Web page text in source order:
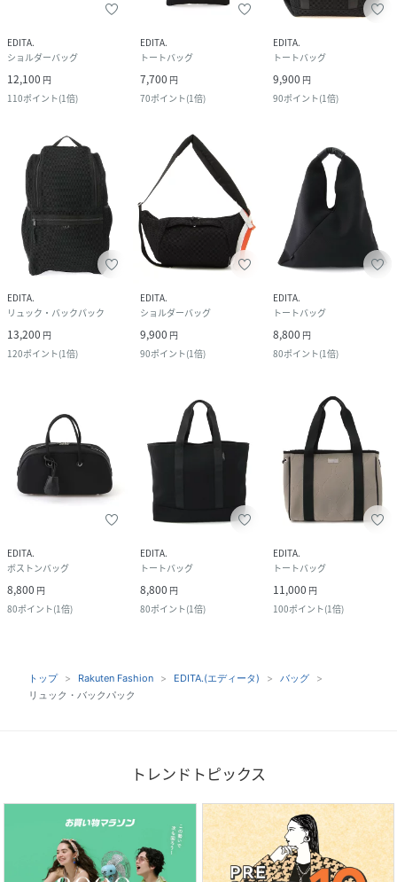
EDITA.
ショルダーバッグ
12,100 円
110ポイント(1倍)
EDITA.
トートバッグ
7,700 円
70ポイント(1倍)
EDITA.
トートバッグ
9,900 円
90ポイント(1倍)
EDITA.
リュック・バックパック
13,200 円
120ポイント(1倍)
EDITA.
ショルダーバッグ
9,900 円
90ポイント(1倍)
EDITA.
トートバッグ
8,800 円
80ポイント(1倍)
EDITA.
ボストンバッグ
8,800 円
80ポイント(1倍)
EDITA.
トートバッグ
8,800 円
80ポイント(1倍)
EDITA.
トートバッグ
11,000 円
100ポイント(1倍)
トップ Rakuten Fashion EDITA.(エディータ)
バッグ
リュック・バックパック
トレンドトピックス